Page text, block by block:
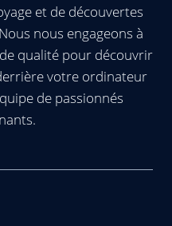
et de découvertes
nous engageons à
qualité pour découvrir
votre ordinateur
de passionnés